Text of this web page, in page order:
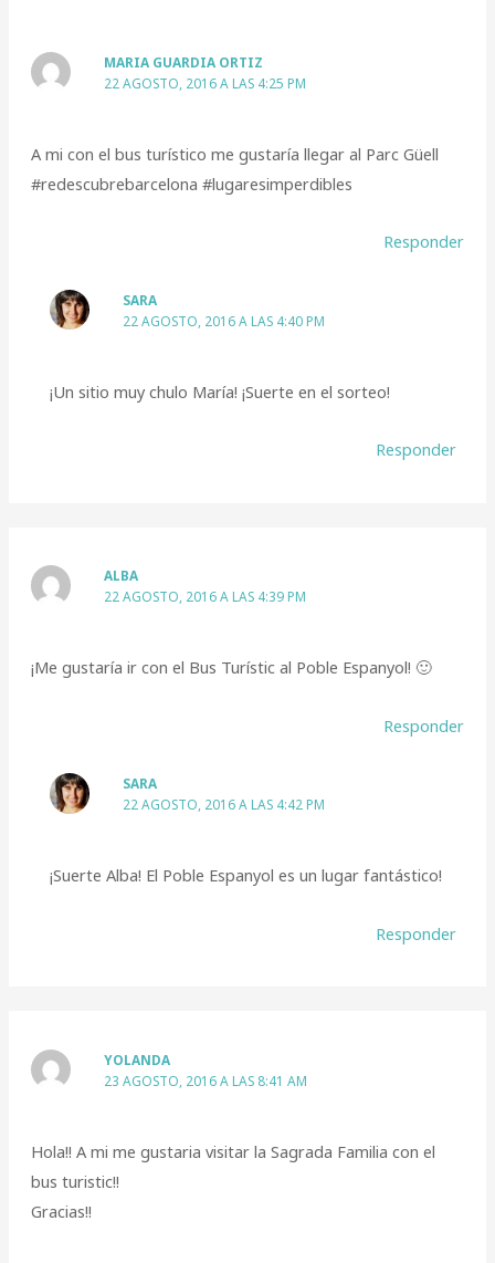
MARIA GUARDIA ORTIZ
22 AGOSTO, 2016 A LAS 4:25 PM
A mi con el bus turístico me gustaría llegar al Parc Güell
#redescubrebarcelona #lugaresimperdibles
Responder
SARA
22 AGOSTO, 2016 A LAS 4:40 PM
¡Un sitio muy chulo María! ¡Suerte en el sorteo!
Responder
ALBA
22 AGOSTO, 2016 A LAS 4:39 PM
¡Me gustaría ir con el Bus Turístic al Poble Espanyol! 🙂
Responder
SARA
22 AGOSTO, 2016 A LAS 4:42 PM
¡Suerte Alba! El Poble Espanyol es un lugar fantástico!
Responder
YOLANDA
23 AGOSTO, 2016 A LAS 8:41 AM
Hola!! A mi me gustaria visitar la Sagrada Familia con el
bus turistic!!
Gracias!!